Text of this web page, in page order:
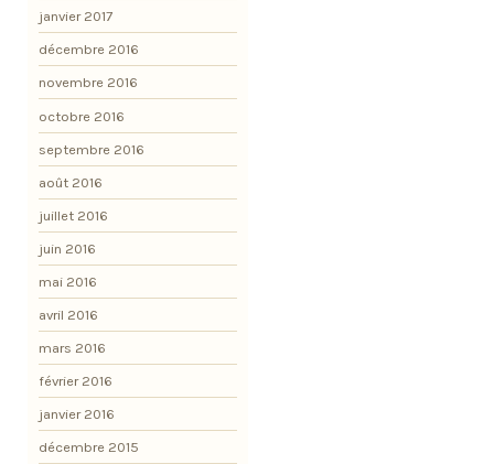
janvier 2017
décembre 2016
novembre 2016
octobre 2016
septembre 2016
août 2016
juillet 2016
juin 2016
mai 2016
avril 2016
mars 2016
février 2016
janvier 2016
décembre 2015